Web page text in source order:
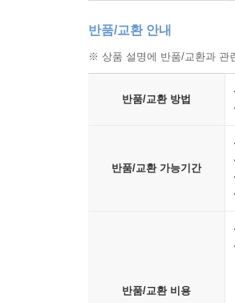
반품/교환 안내
※ 상품 설명에 반품/교환과 관
반품/교환 방법
반품/교환 가능기간
반품/교환 비용